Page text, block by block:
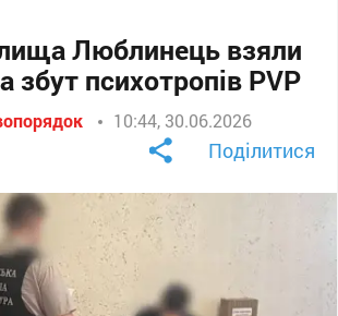
Люблинець взяли
збут психотропів PVP
10:44, 30.06.2026
Поділитися